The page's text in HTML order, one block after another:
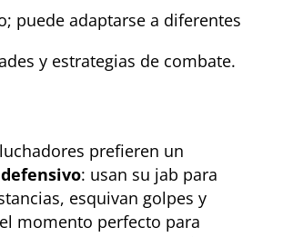
puede adaptarse a diferentes
y estrategias de combate.
prefieren un
defensivo: usan su jab para
esquivan golpes y
momento perfecto para